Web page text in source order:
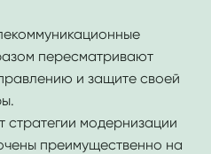
пересматривают
и защите своей
стратегии модернизации
преимущественно на